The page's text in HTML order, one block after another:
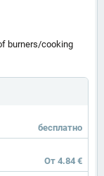
burners/cooking
бесплатно
От 4.84 €